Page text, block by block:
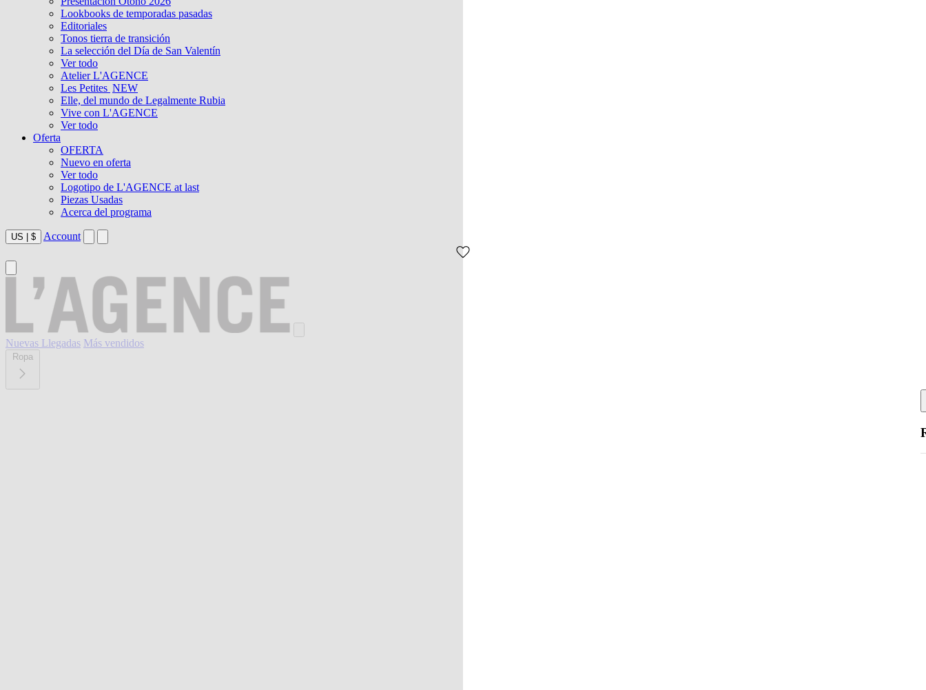
Lookbooks de temporadas pasadas
Editoriales
Tonos tierra de transición
La selección del Día de San Valentín
Ver todo
Atelier L'AGENCE
Les Petites NEW
Elle, del mundo de Legalmente Rubia
Vive con L'AGENCE
Ver todo
Oferta
OFERTA
Nuevo en oferta
Ver todo
Logotipo de L'AGENCE at last
Piezas Usadas
Acerca del programa
US $ Account
Nuevas Llegadas Más vendidos
Ropa